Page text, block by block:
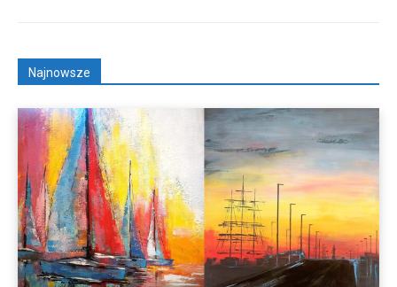
Najnowsze